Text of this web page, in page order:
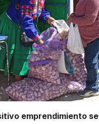
emprendimiento se